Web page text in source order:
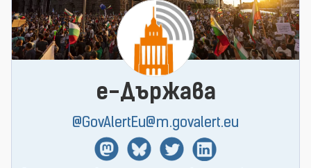
e-Държава
@GovAlertEu@m.govalert.eu
MastodonBlueSkyTwitterLinkedin